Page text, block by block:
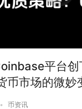
平台
市场的微妙
• 币资讯